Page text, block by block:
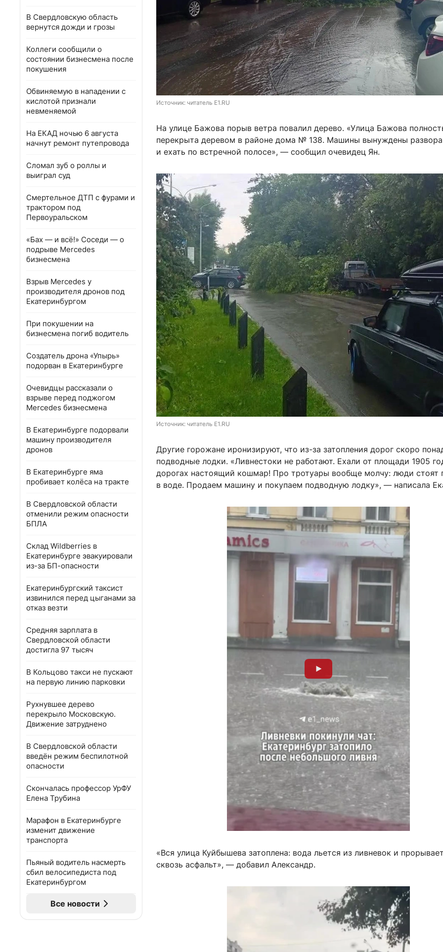
В Свердловскую область
вернутся дожди и грозы
Коллеги сообщили о
состоянии бизнесмена после
покушения
Обвиняемую в нападении с
кислотой признали
невменяемой
На ЕКАД ночью 6 августа
начнут ремонт путепровода
Сломал зуб о роллы и
выиграл суд
Смертельное ДТП с фурами и
трактором под
Первоуральском
«Бах — и всё!» Соседи — о
подрыве Mercedes
бизнесмена
Взрыв Mercedes у
производителя дронов под
Екатеринбургом
При покушении на
бизнесмена погиб водитель
Создатель дрона «Упырь»
подорван в Екатеринбурге
Очевидцы рассказали о
взрыве перед поджогом
Mercedes бизнесмена
В Екатеринбурге подорвали
машину производителя
дронов
В Екатеринбурге яма
пробивает колёса на тракте
В Свердловской области
отменили режим опасности
БПЛА
Склад Wildberries в
Екатеринбурге эвакуировали
из-за БП-опасности
Екатеринбургский таксист
извинился перед цыганами за
отказ везти
Средняя зарплата в
Свердловской области
достигла 97 тысяч
В Кольцово такси не пускают
на первую линию парковки
Рухнувшее дерево
перекрыло Московскую.
Движение затруднено
В Свердловской области
введён режим беспилотной
опасности
Скончалась профессор УрФУ
Елена Трубина
Марафон в Екатеринбурге
изменит движение
транспорта
Пьяный водитель насмерть
сбил велосипедиста под
Екатеринбургом
Все новости
Источник: читатель E1.RU
На улице Бажова порыв ветра повалил дерево. «Улица Бажова
перекрыта деревом в районе дома № 138. Машины вынуждены
и ехать по встречной полосе», — сообщил очевидец Ян.
Источник: читатель E1.RU
Другие горожане иронизируют, что из-за затопления дорог скоро
подводные лодки. «Ливнестоки не работают. Ехали от площади 1905
дорогах настоящий кошмар! Про тротуары вообще молчу: люди стоят
в воде. Продаем машину и покупаем подводную лодку», — написала
«Вся улица Куйбышева затоплена: вода льется из ливневок и
сквозь асфальт», — добавил Александр.